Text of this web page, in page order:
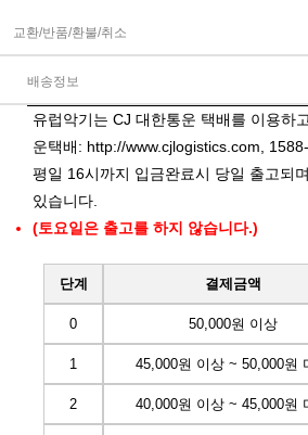
교환/반품/환불/취소
배송정보
유럽악기는 CJ 대한통운 택배를 이용하
운택배: http://www.cjlogistics.com ,
평일 16시까지 입금완료시 당일 출고되
있습니다.
(토요일은 출고를 하지 않습니다.)
단계 결제금액
0 50,000원 이상
1 45,000원 이상 ~ 50,000원
2 40,000원 이상 ~ 45,000원